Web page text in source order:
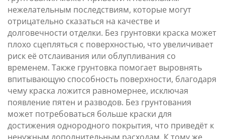
нежелательным последствиям, которые могут
отрицательно сказаться на качестве и
долговечности отделки. Без грунтовки краска может
плохо сцепляться с поверхностью, что увеличивает
риск её отслаивания или облупливания со
временем. Также грунтовка помогает выровнять
впитывающую способность поверхности, благодаря
чему краска ложится равномернее, исключая
появление пятен и разводов. Без грунтования
может потребоваться больше краски для
достижения однородного покрытия, что приведёт к